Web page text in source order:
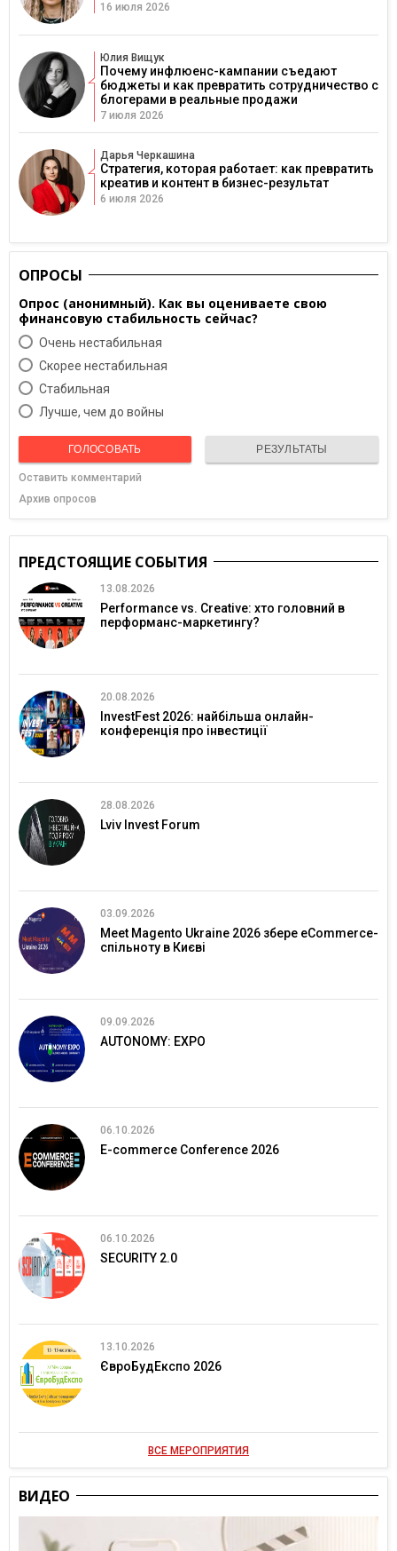
16 июля 2026
Юлия Вищук
Почему инфлюенс-кампании съедают
бюджеты и как превратить сотрудничество с
блогерами в реальные продажи
7 июля 2026
Дарья Черкашина
Стратегия, которая работает: как превратить
креатив и контент в бизнес-результат
6 июля 2026
ОПРОСЫ
Опрос (анонимный). Как вы оцениваете свою
финансовую стабильность сейчас?
Очень нестабильная
Скорее нестабильная
Cтабильная
Лучше, чем до войны
ГОЛОСОВАТЬ РЕЗУЛЬТАТЫ
Оставить комментарий
Архив опросов
ПРЕДСТОЯЩИЕ СОБЫТИЯ
13.08.2026
Performance vs. Creative: хто головний в
перформанс-маркетингу?
20.08.2026
InvestFest 2026: найбільша онлайн-
конференція про інвестиції
28.08.2026
Lviv Invest Forum
03.09.2026
Meet Magento Ukraine 2026 збере eCommerce-
спільноту в Києві
09.09.2026
AUTONOMY: EXPO
06.10.2026
E-commerce Conference 2026
06.10.2026
SECURITY 2.0
13.10.2026
ЄвроБудЕкспо 2026
ВСЕ МЕРОПРИЯТИЯ
ВИДЕО